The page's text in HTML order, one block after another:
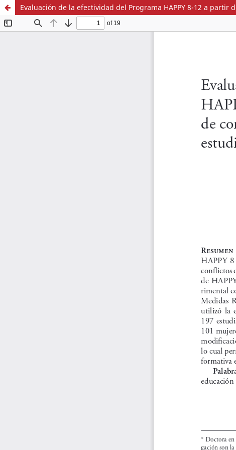
Evaluación de la efectividad del Programa HAPPY 8-12 a